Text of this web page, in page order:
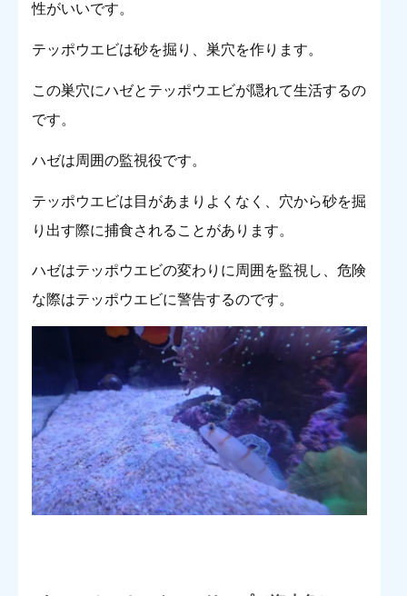
性がいいです。
テッポウエビは砂を掘り、巣穴を作ります。
この巣穴にハゼとテッポウエビが隠れて生活するの
です。
ハゼは周囲の監視役です。
テッポウエビは目があまりよくなく、穴から砂を掘
り出す際に捕食されることがあります。
ハゼはテッポウエビの変わりに周囲を監視し、危険
な際はテッポウエビに警告するのです。